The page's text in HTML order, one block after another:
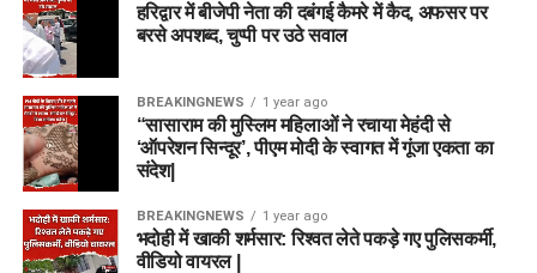
हरिद्वार में बीजेपी नेता की दबंगई कैमरे में कैद, अफसर पर
बरसे अपशब्द, चुप्पी पर उठे सवाल
BREAKINGNEWS 1 year ago
“सासाराम की मुस्लिम महिलाओं ने रचाया मेहंदी से
‘ऑपरेशन सिन्दूर’, पीएम मोदी के स्वागत में गूंजा एकता का
संदेश|
BREAKINGNEWS 1 year ago
भदोही में खाकी शर्मसार: रिश्वत लेते पकड़े गए पुलिसकर्मी,
वीडियो वायरल |